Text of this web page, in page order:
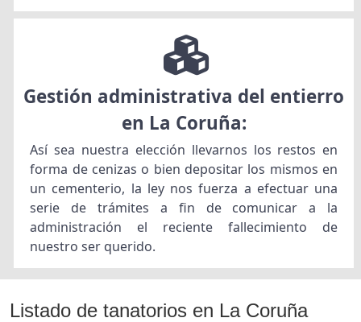
Gestión administrativa del entierro
en La Coruña:
Así sea nuestra elección llevarnos los restos en
forma de cenizas o bien depositar los mismos en
un cementerio, la ley nos fuerza a efectuar una
serie de trámites a fin de comunicar a la
administración el reciente fallecimiento de
nuestro ser querido.
Listado de tanatorios en La Coruña